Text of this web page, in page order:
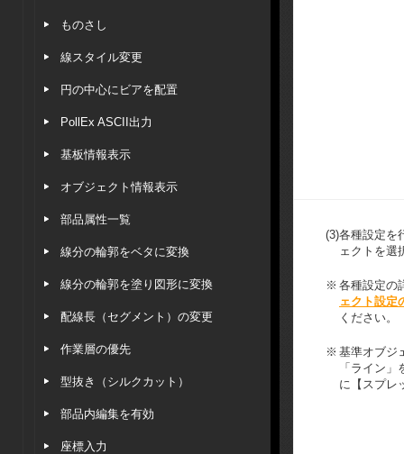
ものさし
線スタイル変更
円の中心にビアを配置
PollEx ASCII出力
基板情報表示
オブジェクト情報表示
部品属性一覧
線分の輪郭をベタに変換
線分の輪郭を塗り図形に変換
配線長（セグメント）の変更
作業層の優先
型抜き（シルクカット）
部品内編集を有効
座標入力
(3)各種設定を
ェクトを選
※ 各種設定の
ェクト設定
ください。
※ 基準オブジ
「ライン
に【スプレ